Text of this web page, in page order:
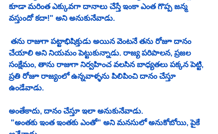
కూడా మరింత ఎక్కువగా దానాలు చేస్తే ఇంకా ఎంత గొప్ప జన్మ
వస్తుందో కదా!" అని అనుకునేవాడు.
తను రాజుగా పట్టాభిషిక్తుడు అయిన వెంటనే తను రోజూ దానం
చేయాలి అని నియమం పెట్టుకున్నాడు. రాజ్య పరిపాలన, ప్రజల
సంక్షేమం, తాను రాజుగా నిర్వహించ వలసిన బాధ్యతలు పక్కన పెట్టి,
ప్రతి రోజూ రాజ్యంలో ఉన్నవాళ్ళను పిలిపించి దానం చేస్తూ
ఉండేవాడు.
అంతేకాదు, దానం చేస్తూ ఇలా అనుకునేవాడు.
"అంతకు ఇంత ఇంతకు ఎంతో" అని మనసులో అనుకోబోయి, పైకే